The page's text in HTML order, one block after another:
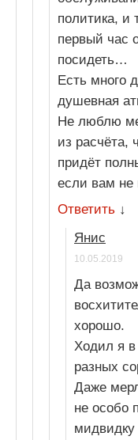
политика, и
первый час
посидеть…
Есть много
душевная
Не люблю
из расчёта,
придёт
если вам не
Ответить ↓
Янис
10.05.2019
Да
хорошо.
Ходил я
разных
Даже
не особо
мидвидку